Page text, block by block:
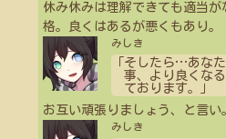
休み休みは理解できても適当が
格。良くはあるが悪くもあり。
みしき
「そしたら…あな
事、より良くな
ております。」
お互い頑張りましょう、と言い
みしき